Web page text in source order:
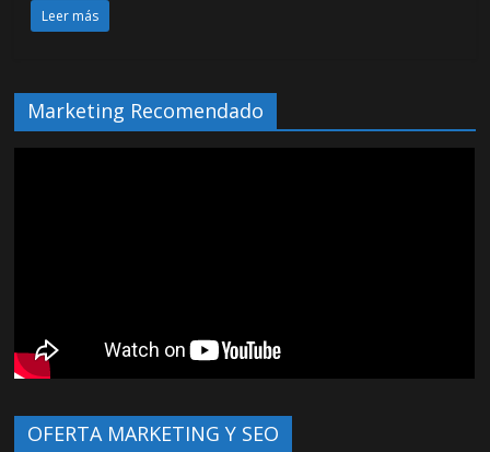
Leer más
Marketing Recomendado
OFERTA MARKETING Y SEO